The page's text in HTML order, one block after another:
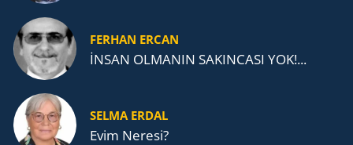
FERHAN ERCAN
İNSAN OLMANIN SAKINCASI YOK!...
SELMA ERDAL
Evim Neresi?